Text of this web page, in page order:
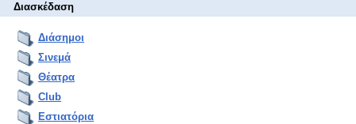
Διασκέδαση
Διάσημοι
Σινεμά
Θέατρα
Club
Εστιατόρια